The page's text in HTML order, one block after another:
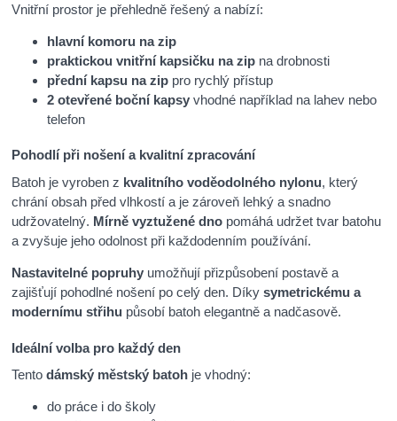
Vnitřní prostor je přehledně řešený a nabízí:
hlavní komoru na zip
praktickou vnitřní kapsičku na zip na drobnosti
přední kapsu na zip pro rychlý přístup
2 otevřené boční kapsy vhodné například na lahev nebo
telefon
Pohodlí při nošení a kvalitní zpracování
Batoh je vyroben z kvalitního voděodolného nylonu, který
chrání obsah před vlhkostí a je zároveň lehký a snadno
udržovatelný. Mírně vyztužené dno pomáhá udržet tvar batohu
a zvyšuje jeho odolnost při každodenním používání.
Nastavitelné popruhy umožňují přizpůsobení postavě a
zajišťují pohodlné nošení po celý den. Díkysymetrickému a
modernímu střihu působí batoh elegantně a nadčasově.
Ideální volba pro každý den
Tentodámský městský batoh je vhodný:
do práce i do školy